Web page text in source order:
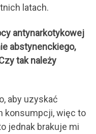
latach.
antynarkotykowej
abstynenckiego,
tak należy
aby uzyskać
konsumpcji, więc to
jednak brakuje mi